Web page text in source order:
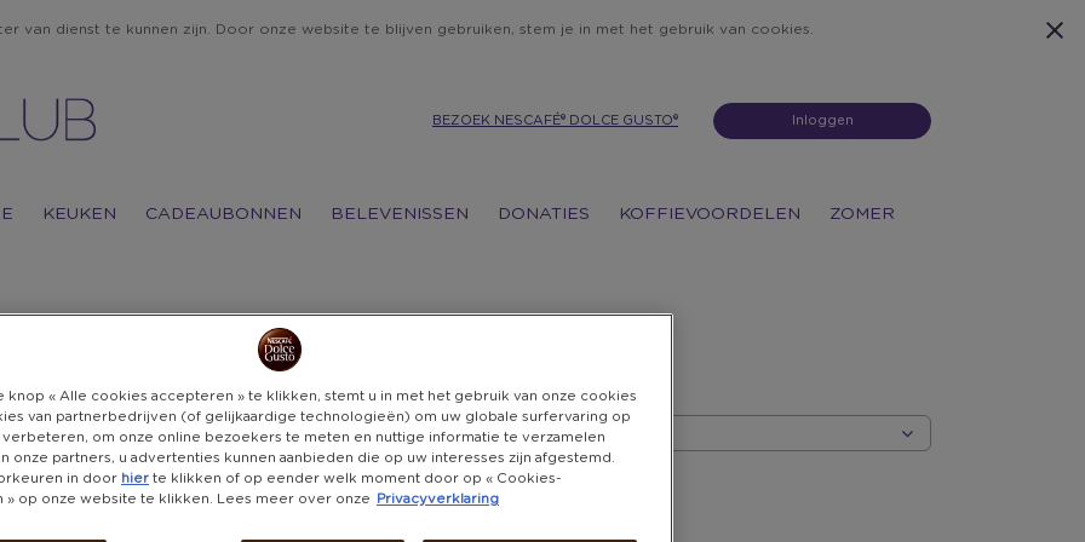
van dienst te kunnen zijn. Door onze website te blijven gebruiken, stem je in met het gebruik van cookies.
BEZOEK NESCAFÉ® DOLCE GUSTO® Inloggen
KEUKEN CADEAUBONNEN BELEVENISSEN DONATIES KOFFIEVOORDELEN ZOMER
SORTEER
OP
FILTER OP MERK
knop « Alle cookies accepteren » te klikken, stemt u in met het gebruik van onze cookies
van partnerbedrijven (of gelijkaardige technologieën) om uw globale surfervaring op
om onze online bezoekers te meten en nuttige informatie te verzamelen
onze partners, u advertenties kunnen aanbieden die op uw interesses zijn afgestemd.
in door hier te klikken of op eender welk moment door op « Cookies-
» op onze website te klikken. Lees meer over onze
Privacyverklaring